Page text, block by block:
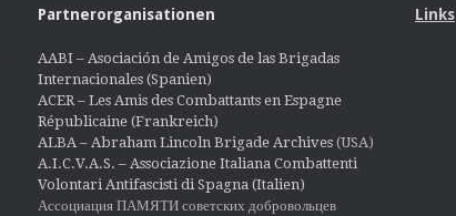
Partnerorganisationen
AABI – Asociación de Amigos de las Brigadas
Internacionales (Spanien)
ACER – Les Amis des Combattants en Espagne
Républicaine (Frankreich)
ALBA – Abraham Lincoln Brigade Archives(USA)
A.I.C.V.A.S. – Associazione Italiana Combattenti
Volontari Antifascisti di Spagna (Italien)
Ассоциация ПАМЯТИ советских добровольцев
Links